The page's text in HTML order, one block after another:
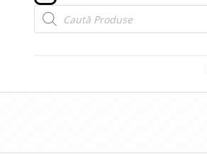
Products
search